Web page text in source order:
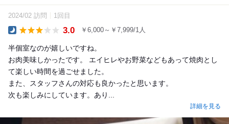
2024/02 訪問 1回目
3.0 ￥6,000～￥7,999/1人
半個室なのが嬉しいですね。
お肉美味しかったです。 エイヒレやお野菜などもあって焼肉とし
て楽しい時間を過ごせました。
また、スタッフさんの対応も良かったと思います。
次も楽しみにしています。あり...
詳細を見る